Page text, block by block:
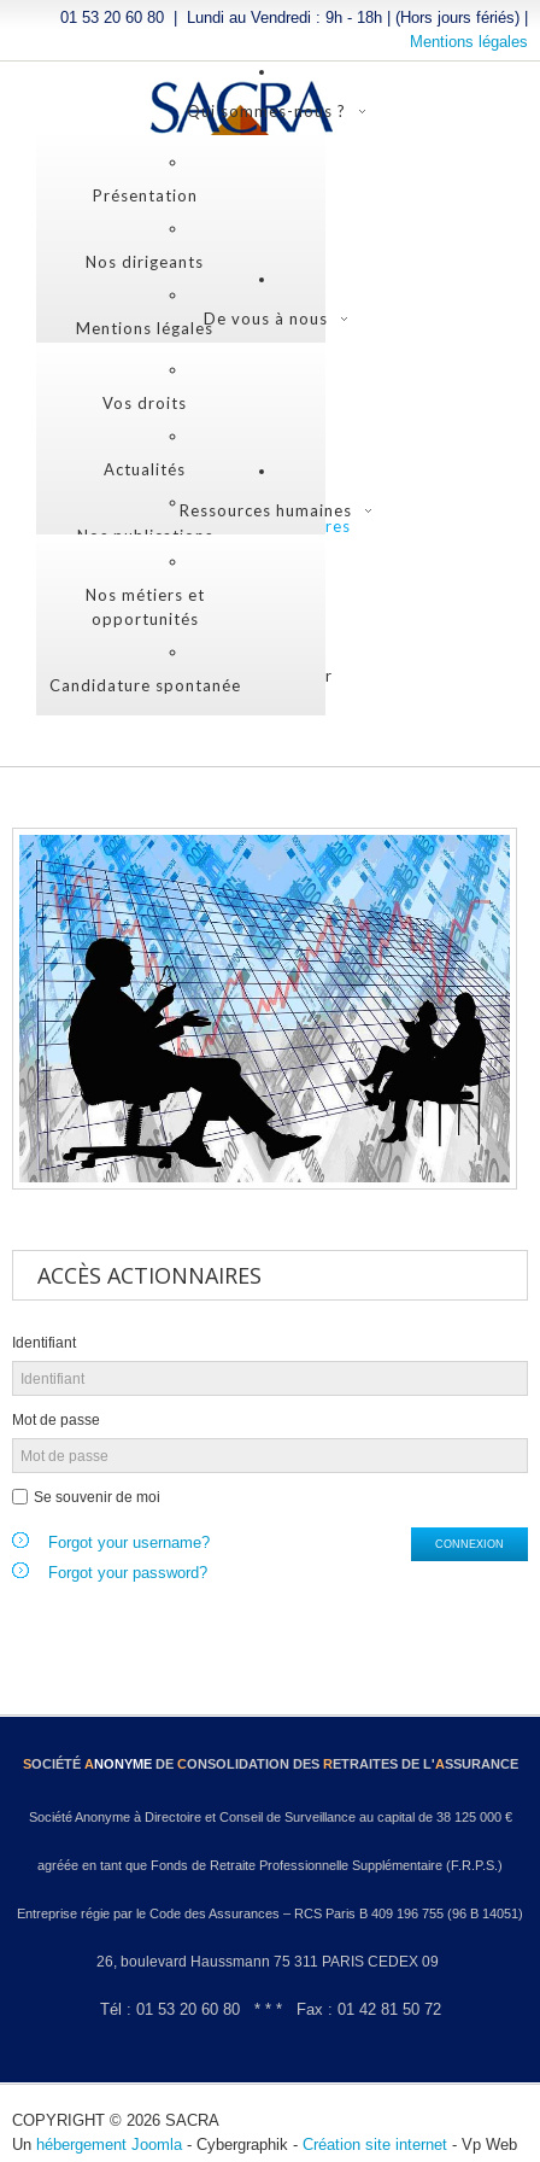
01 53 20 60 80 | Lundi au Vendredi : 9h - 18h | (Hors jours fériés) |
Mentions légales
Accueil
Qui sommes-nous ?
Présentation
Nos dirigeants
Mentions légalesDe vous à nous
Vos droits
Actualités
Nos publicationsEspace actionnaires
Ressources humaines
Nos métiers et
opportunités
Candidature spontanéeNous contacter
ACCÈS ACTIONNAIRES
Identifiant
Mot de passe
Se souvenir de moi
CONNEXION
Forgot your username?
Forgot your password?
SOCIÉTÉ ANONYMEDE CONSOLIDATION DES RETRAITES DE L'ASSURANCE
Société Anonyme à Directoire et Conseil de Surveillance au capital de 38 125 000 €
agréée en tant que Fonds de Retraite Professionnelle Supplémentaire (F.R.P.S.)
Entreprise régie par le Code des Assurances – RCS Paris B 409 196 755 (96 B 14051)
26, boulevard Haussmann 75 311 PARIS CEDEX 09
Tél : 01 53 20 60 80 * * * Fax : 01 42 81 50 72
COPYRIGHT © 2026 SACRA
Un hébergement Joomla - Cybergraphik - Création site internet - Vp Web